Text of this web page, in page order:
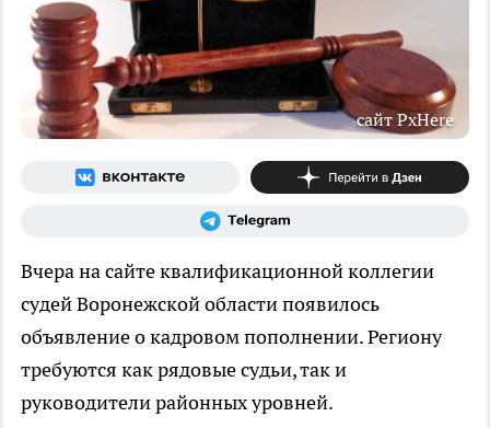
сайт PxHere
Вчера на сайте квалификационной коллегии
судей Воронежской области появилось
объявление о кадровом пополнении. Региону
требуются как рядовые судьи, так и
руководители районных уровней.